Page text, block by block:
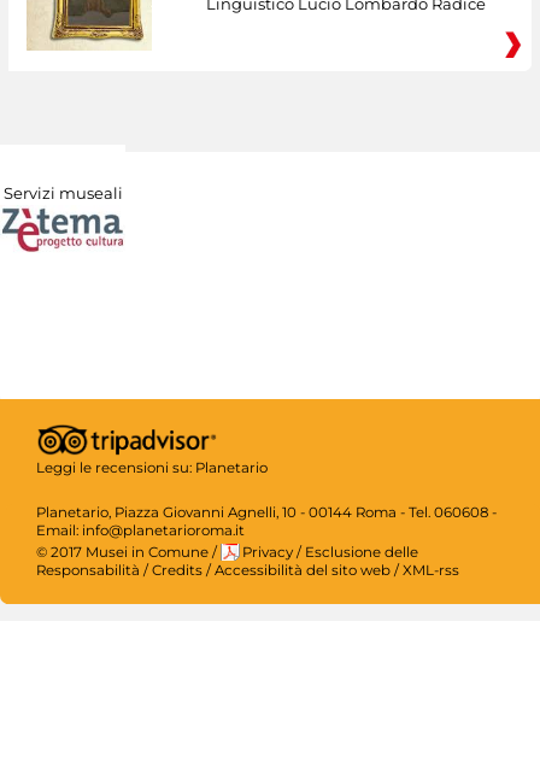
Servizi museali
Leggi le recensioni su: Planetario
Planetario, Piazza Giovanni Agnelli, 10 - 00144 Roma - Tel. 060608 -
Email: info@planetarioroma.it
© 2017 Musei in Comune / Privacy / Esclusione delle
Responsabilità /Credits /Accessibilità del sito web /XML-rss